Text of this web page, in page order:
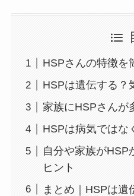
HSPさんの特徴を
HSPは遺伝する？
家族にHSPさんが
HSPは病気ではな
自分や家族がHSP
ヒント
まとめ｜HSPは遺